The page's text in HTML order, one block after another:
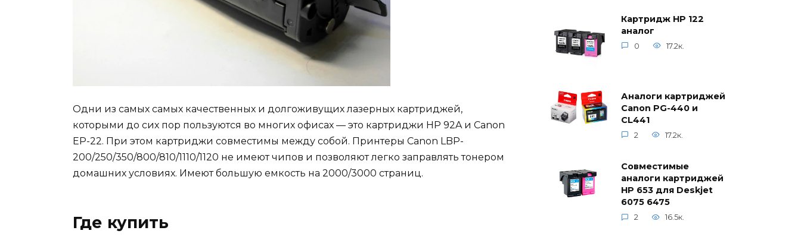
Одни из самых самых качественных и долгоживущих лазерных картриджей,
которыми до сих пор пользуются во многих офисах — это картриджи HP 92A и Canon
EP-22. При этом картриджи совместимы между собой. Принтеры Canon LBP-
200/250/350/800/810/1110/1120 не имеют чипов и позволяют легко заправлять тонером
домашних условиях. Имеют большую емкость на 2000/3000 страниц.
Где купить
Картридж HP 122
аналог
0 17.2к.
Аналоги картриджей
Canon PG-440 и
CL441
2 17.2к.
Совместимые
аналоги картриджей
HP 653 для Deskjet
6075 6475
2 16.5к.